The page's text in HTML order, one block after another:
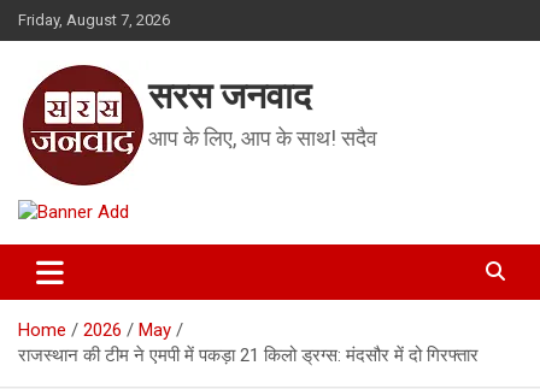
Skip
to
Friday, August 7, 2026
सरस जनवाद
आप के लिए, आप के साथ! सदैव
Home 2026
May
राजस्थान की टीम ने एमपी में पकड़ा 21 किलो ड्रग्स: मंदसौर में दो गिरफ्तार